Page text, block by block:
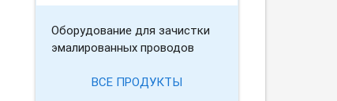
Оборудование для зачистки
эмалированных проводов
ВСЕ ПРОДУКТЫ